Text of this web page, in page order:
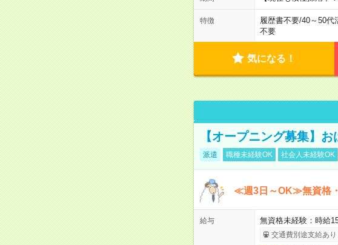
特徴 履歴書不要/40～50代
不要
気になる！
【オープニング募集】
派遣 職種未経験OK 社会人未経験OK
≪週3日～OK≫無資格・
給与 無資格未経験：時
交通費別途支給あり